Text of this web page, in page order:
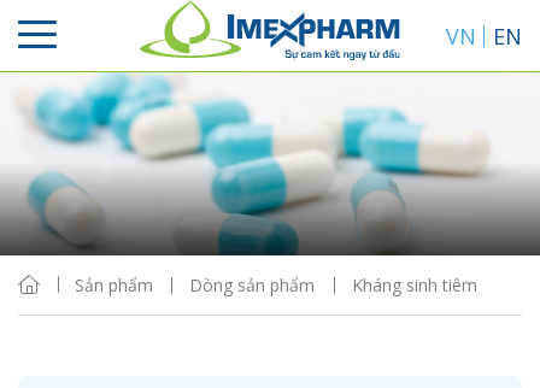
VN EN
Sản phẩm Dòng sản phẩm Kháng sinh tiêm
Sắp xếp
Hiển thị